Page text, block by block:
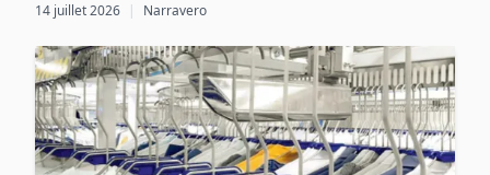
14 juillet 2026 | Narravero